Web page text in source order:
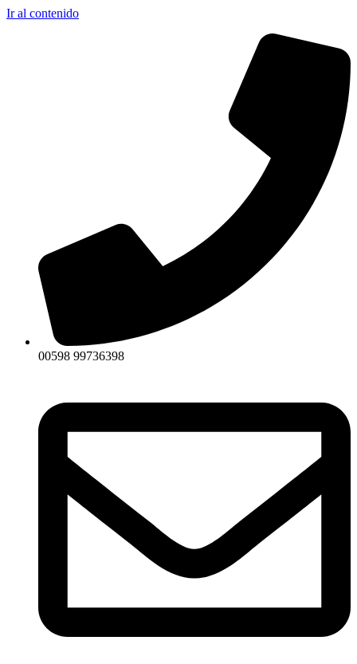
Ir al contenido
00598 99736398